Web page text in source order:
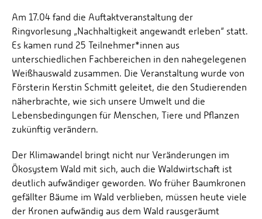
Am 17.04 fand die Auftaktveranstaltung der
Ringvorlesung „Nachhaltigkeit angewandt erleben“ statt.
Es kamen rund 25 Teilnehmer*innen aus
unterschiedlichen Fachbereichen in den nahegelegenen
Weißhauswald zusammen. Die Veranstaltung wurde von
Försterin Kerstin Schmitt geleitet, die den Studierenden
näherbrachte, wie sich unsere Umwelt und die
Lebensbedingungen für Menschen, Tiere und Pflanzen
zukünftig verändern.
Der Klimawandel bringt nicht nur Veränderungen im
Ökosystem Wald mit sich, auch die Waldwirtschaft ist
deutlich aufwändiger geworden. Wo früher Baumkronen
gefällter Bäume im Wald verblieben, müssen heute viele
der Kronen aufwändig aus dem Wald rausgeräumt